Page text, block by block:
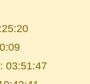
03:51:47